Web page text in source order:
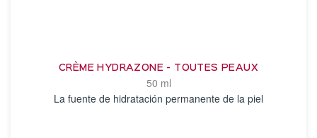
CRÈME HYDRAZONE - TOUTES PEAUX
50 ml
La fuente de hidratación permanente de la piel